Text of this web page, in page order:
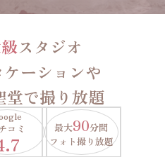
スタジオ
ケーションや
堂で撮り放題
コミ
最大90分間
フォト撮り放題